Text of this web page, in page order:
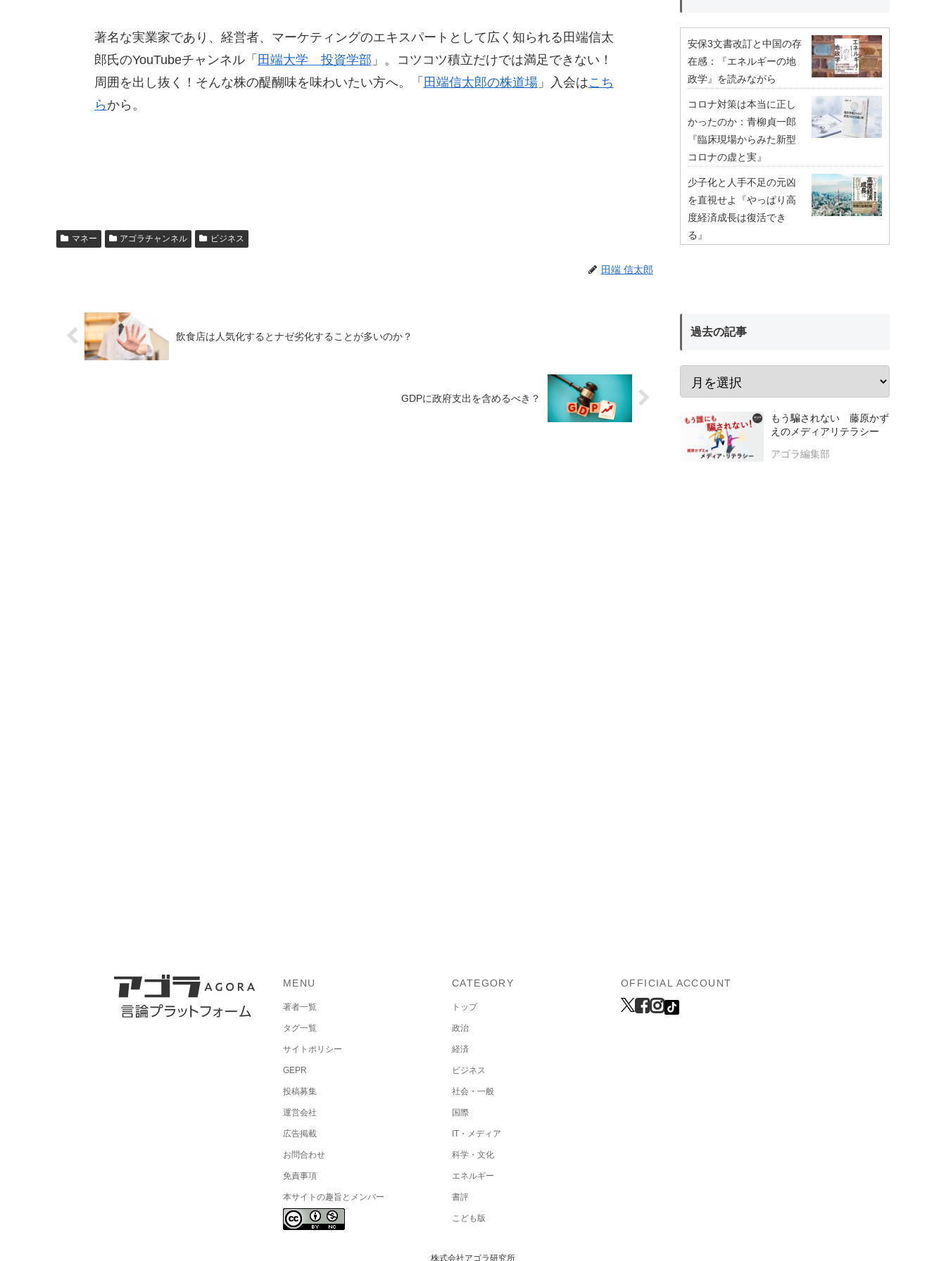
著名な実業家であり、経営者、マーケティングのエキスパートとして広く知られる田端信太
郎氏のYouTubeチャンネル「 田端大学 投資学部 」。コツコツ積立だけでは満足できない！
周囲を出し抜く！そんな株の醍醐味を味わいたい方へ。「 田端信太郎の株道場」入会はこち
ら から。
マネー アゴラチャンネル ビジネス
田端 信太郎
飲食店は人気化するとナゼ劣化することが多いのか？
GDPに政府支出を含めるべき？
安保3文書改訂と中国の存
在感：『エネルギーの地
政学』を読みながら
コロナ対策は本当に正し
かったのか：青柳貞一郎
『臨床現場からみた新型
コロナの虚と実』
少子化と人手不足の元凶
を直視せよ『やっぱり高
度経済成長は復活でき
る』
過去の記事
もう騙されない 藤原かず
えのメディアリテラシー
アゴラ編集部
MENU
著者一覧
タグ一覧
サイトポリシー
GEPR
投稿募集
運営会社
広告掲載
お問合わせ
免責事項
本サイトの趣旨とメンバー
CATEGORY
トップ
政治
経済
ビジネス
社会・一般
国際
IT・メディア
科学・文化
エネルギー
書評
こども版
OFFICIAL ACCOUNT
株式会社アゴラ研究所